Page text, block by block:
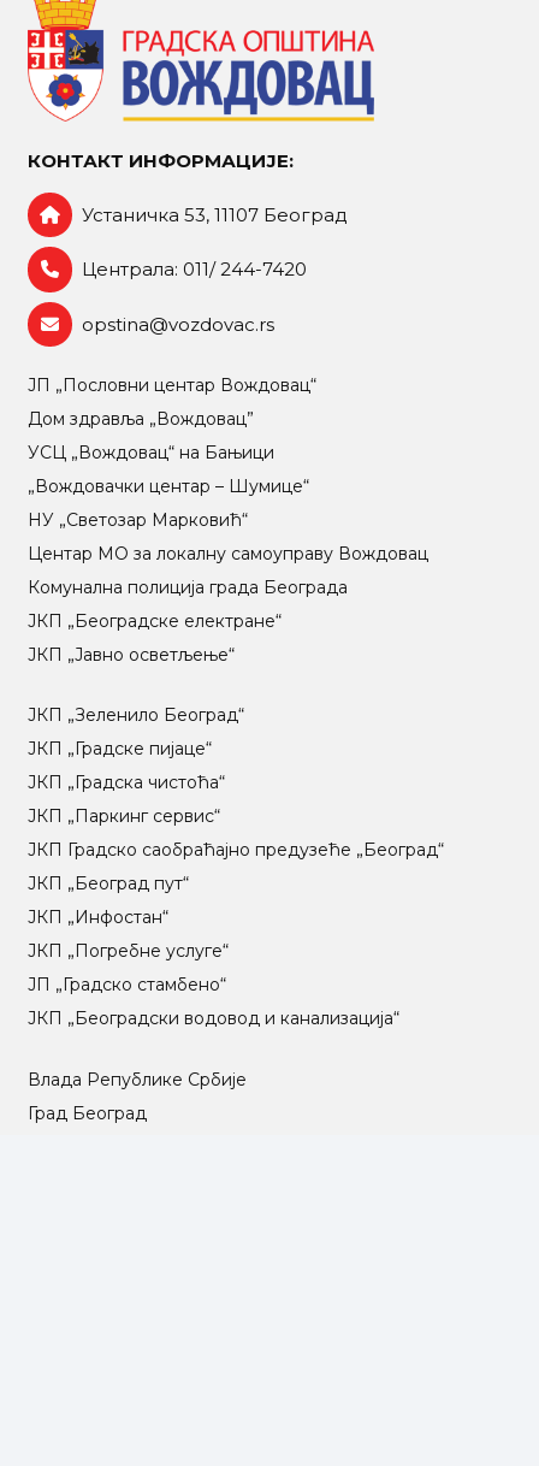
КОНТАКТ ИНФОРМАЦИЈЕ:
Устаничка 53, 11107 Београд
Централа: 011/ 244-7420
opstina@vozdovac.rs
ЈП „Пословни центар Вождовац“
Дом здравља „Вождовац”
УСЦ „Вождовац“ на Бањици
„Вождовачки центар – Шумице“
НУ „Светозар Марковић“
Центар МO за локалну самоуправу Вождовац
Комунална полиција града Београда
ЈКП „Београдске електране“
ЈКП „Јавно осветљење“
ЈКП „Зеленило Београд“
ЈКП „Градске пијаце“
ЈКП „Градска чистоћа“
ЈКП „Паркинг сервис“
ЈКП Градско саобраћајно предузеће „Београд“
ЈКП „Београд пут“
ЈКП „Инфостан“
ЈКП „Погребне услуге“
ЈП „Градско стамбено“
ЈКП „Београдски водовод и канализација“
Влада Републике Србије
Град Београд